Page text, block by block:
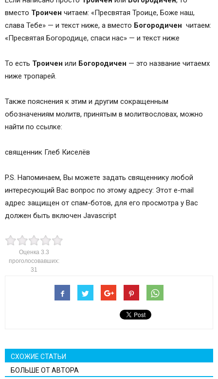
вместо Троичен читаем: «Пресвятая Троице, Боже наш,
слава Тебе» — и текст ниже, а вместо Богородичен читаем:
«Пресвятая Богородице, спаси нас» — и текст ниже
То есть Троичен или Богородичен — это название читаемх
ниже тропарей.
Также пояснения к этим и другим сокращенным
обозначениям молитв, принятым в молитвословах, можно
найти по ссылке:
священник Глеб Киселёв
P.S. Напоминаем, Вы можете задать священнику любой
интересующий Вас вопрос по этому адресу: Этот e-mail
адрес защищен от спам-ботов, для его просмотра у Вас
должен быть включен Javascript
Оценка 3.3
проголосовавших:
31
СХОЖИЕ СТАТЬИ
БОЛЬШЕ ОТ АВТОРА